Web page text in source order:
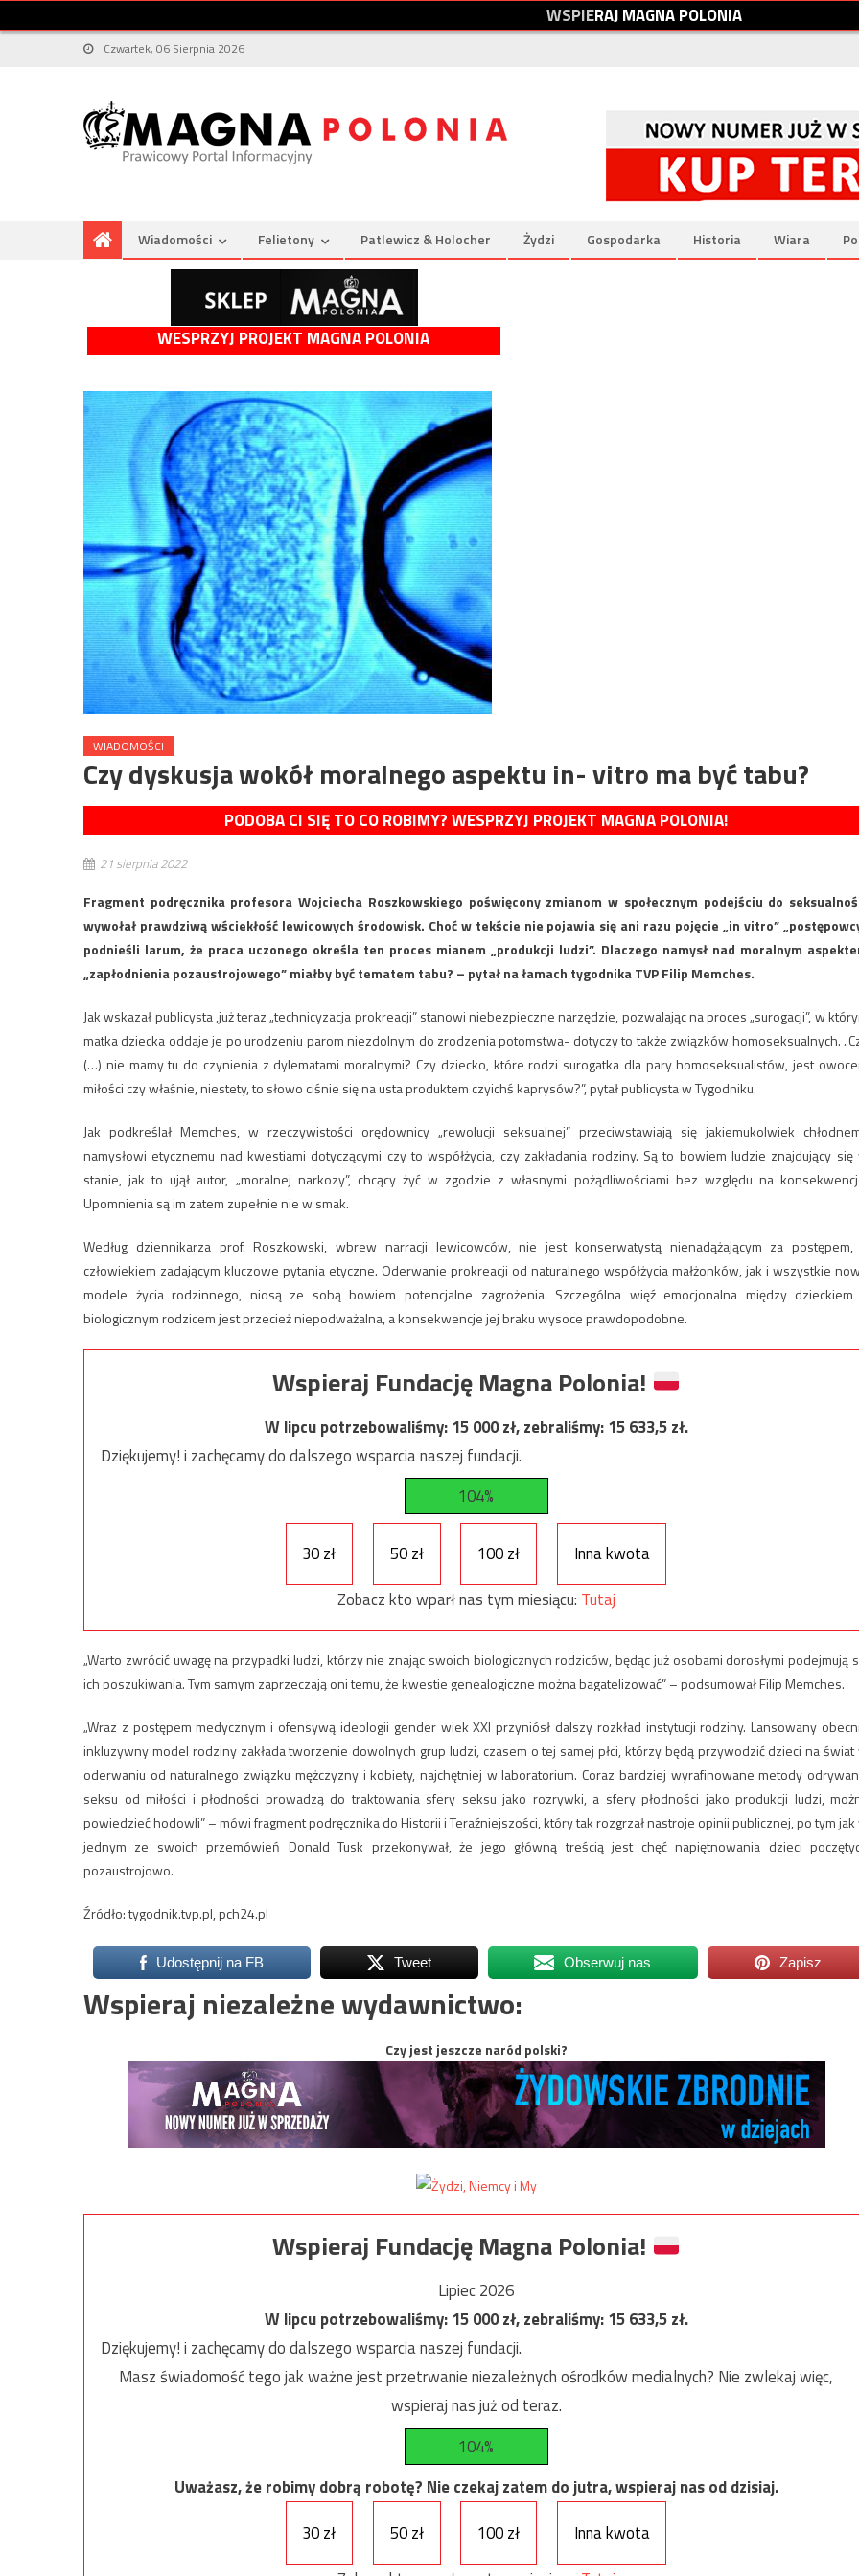
WSPIERAJMAGNAPOLONIA
Czwartek, 06 Sierpnia 2026
Wiadomości Felietony Patlewicz & Holocher Żydzi Gospodarka Historia Wiara
WESPRZYJ PROJEKT MAGNA POLONIA
WIADOMOŚCI
Czy dyskusja wokół moralnego aspektu in- vitro ma być tabu?
PODOBA CI SIĘ TO CO ROBIMY? WESPRZYJ PROJEKT MAGNA POLONIA!
21 sierpnia 2022
Fragment podręcznika profesora Wojciecha Roszkowskiego poświęcony zmianom w społecznym podejściu do
wywołał prawdziwą wściekłość lewicowych środowisk. Choć w tekście nie pojawia się ani razu pojęcie „in vitro”
podnieśli larum, że praca uczonego określa ten proces mianem „produkcji ludzi”. Dlaczego namysł nad moralnym
„zapłodnienia pozaustrojowego” miałby być tematem tabu? – pytał na łamach tygodnika TVP Filip Memches.
Jak wskazał publicysta ,już teraz „technicyzacja prokreacji” stanowi niebezpieczne narzędzie, pozwalając na proces „surogacji”, w
matka dziecka oddaje je po urodzeniu parom niezdolnym do zrodzenia potomstwa- dotyczy to także związków homoseksualnych.
(…) nie mamy tu do czynienia z dylematami moralnymi? Czy dziecko, które rodzi surogatka dla pary homoseksualistów, jest
miłości czy właśnie, niestety, to słowo ciśnie się na usta produktem czyichś kaprysów?”, pytał publicysta w Tygodniku.
Jak podkreślał Memches, w rzeczywistości orędownicy „rewolucji seksualnej” przeciwstawiają się jakiemukolwiek
namysłowi etycznemu nad kwestiami dotyczącymi czy to współżycia, czy zakładania rodziny. Są to bowiem ludzie znajdujący się
stanie, jak to ujął autor, „moralnej narkozy”, chcący żyć w zgodzie z własnymi pożądliwościami bez względu na
Upomnienia są im zatem zupełnie nie w smak.
Według dziennikarza prof. Roszkowski, wbrew narracji lewicowców, nie jest konserwatystą nienadążającym za
człowiekiem zadającym kluczowe pytania etyczne. Oderwanie prokreacji od naturalnego współżycia małżonków, jak i wszystkie
modele życia rodzinnego, niosą ze sobą bowiem potencjalne zagrożenia. Szczególna więź emocjonalna między
biologicznym rodzicem jest przecież niepodważalna, a konsekwencje jej braku wysoce prawdopodobne.
Wspieraj Fundację Magna Polonia!
W lipcu potrzebowaliśmy:15 000zł, zebraliśmy:15 633,5zł.
Dziękujemy! i zachęcamy do dalszego wsparcia naszej fundacji.
104%
30 zł 50 zł 100 zł
Inna kwota
Zobacz kto wparł nas tym miesiącu: Tutaj
„Warto zwrócić uwagę na przypadki ludzi, którzy nie znając swoich biologicznych rodziców, będąc już osobami dorosłymi podejmują
ich poszukiwania. Tym samym zaprzeczają oni temu, że kwestie genealogiczne można bagatelizować” – podsumował Filip Memches.
„Wraz z postępem medycznym i ofensywą ideologii gender wiek XXI przyniósł dalszy rozkład instytucji rodziny. Lansowany
inkluzywny model rodziny zakłada tworzenie dowolnych grup ludzi, czasem o tej samej płci, którzy będą przywodzić dzieci na świat
oderwaniu od naturalnego związku mężczyzny i kobiety, najchętniej w laboratorium. Coraz bardziej wyrafinowane metody
seksu od miłości i płodności prowadzą do traktowania sfery seksu jako rozrywki, a sfery płodności jako produkcji ludzi,
powiedzieć hodowli” – mówi fragment podręcznika do Historii i Teraźniejszości, który tak rozgrzał nastroje opinii publicznej, po tym
jednym ze swoich przemówień Donald Tusk przekonywał, że jego główną treścią jest chęć napiętnowania dzieci
pozaustrojowo.
Źródło: tygodnik.tvp.pl, pch24.pl
Udostępnij na FB Tweet Obserwuj nas Zapisz
Wspieraj niezależne wydawnictwo:
Czy jest jeszcze naród polski?
Wspieraj Fundację Magna Polonia!
Lipiec 2026
W lipcu potrzebowaliśmy:15 000zł, zebraliśmy:15 633,5zł.
Dziękujemy! i zachęcamy do dalszego wsparcia naszej fundacji.
Masz świadomość tego jak ważne jest przetrwanie niezależnych ośrodków medialnych? Nie zwlekaj więc,
wspieraj nas już od teraz.
104%
Uważasz, że robimy dobrą robotę? Nie czekaj zatem do jutra, wspieraj nas od dzisiaj.
30 zł
50 zł 100 zł
Inna kwota